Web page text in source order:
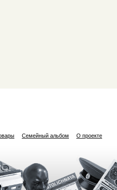
Семейный альбом О проекте